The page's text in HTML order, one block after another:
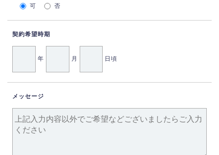
可 否
契約希望時期
年 月 日頃
メッセージ